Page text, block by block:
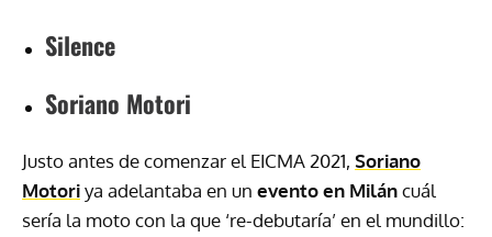
Silence
Soriano Motori
Justo antes de comenzar el EICMA 2021, Soriano
Motoriya adelantaba en un evento en Miláncuál
sería la moto con la que ‘re-debutaría’ en el mundillo: